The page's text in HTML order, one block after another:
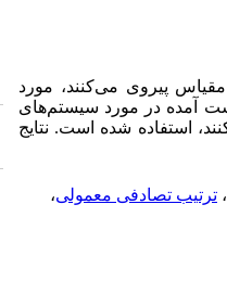
پیروی می‌کنند، مورد
آمده در مورد سیستم‌های
استفاده شده است. نتایج
، ترتیب تصادفی معمولی،